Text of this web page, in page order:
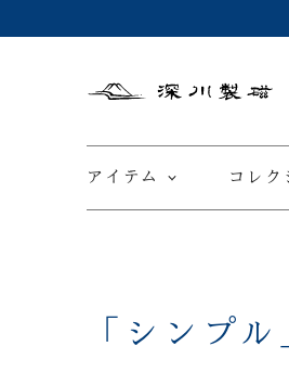
アイテム コレク
「シンプル